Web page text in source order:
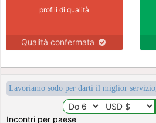
profili di qualità
Qualità confermata
Lavoriamo sodo per darti il miglior
Incontri per paese